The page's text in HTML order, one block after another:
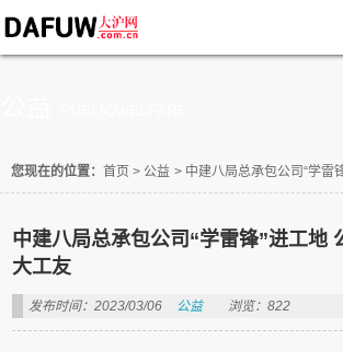
您现在的位置： 首页 > 公益 > 中建八局总承包公司“学雷
中建八局总承包公司“学雷锋”进工地
大工友
发布时间：2023/03/06 公益 浏览：822